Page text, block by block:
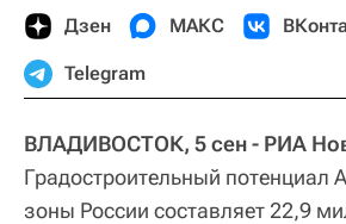
Дзен МАКС
Telegram
ВЛАДИВОСТОК, 5 сен - РИА
Градостроительный потенциал
зоны России составляет 22,9